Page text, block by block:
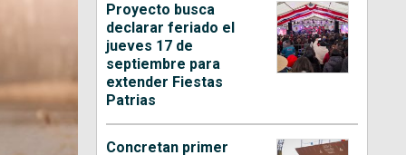
Proyecto busca
declarar feriado el
jueves 17 de
septiembre para
extender Fiestas
Patrias
Concretan primer